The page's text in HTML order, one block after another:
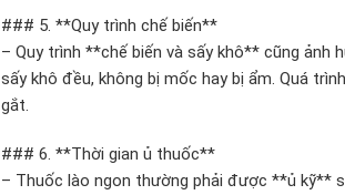
### 5. **Quy trình chế biến**
– Quy trình **chế biến và sấy khô** cũng
sấy khô đều, không bị mốc hay bị ẩm. Quá
gắt.
### 6. **Thời gian ủ thuốc**
– Thuốc lào ngon thường phải được **ủ kỹ**